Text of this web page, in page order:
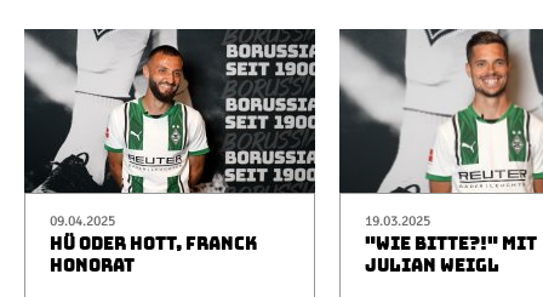
09.04.2025
HÜ ODER HOTT, FRANCK
HONORAT
19.03.2025
"WIE BITTE?!" MIT
JULIAN WEIGL